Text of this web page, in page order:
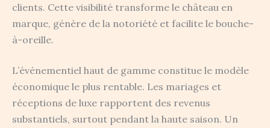
clients. Cette visibilité transforme le château en
marque, génère de la notoriété et facilite le bouche-
à-oreille.
L’événementiel haut de gamme constitue le modèle
économique le plus rentable. Les mariages et
réceptions de luxe rapportent des revenus
substantiels, surtout pendant la haute saison. Un